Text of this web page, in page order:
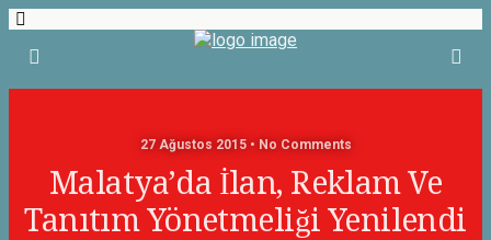
27 Ağustos 2015 • No Comments
Malatya’da İlan, Reklam Ve
Tanıtım Yönetmeliği Yenilendi